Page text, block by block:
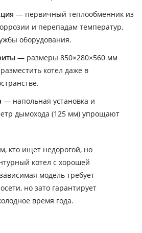
— первичный теплообменник из
и перепадам температур,
оборудования.
— размеры 850×280×560 мм
котел даже в
— напольная установка и
дымохода (125 мм) упрощают
кто ищет недорогой, но
котел с хорошей
модель требует
но зато гарантирует
время года.